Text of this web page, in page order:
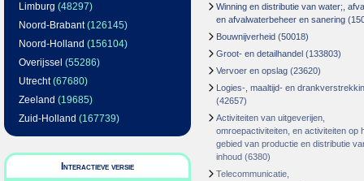
Limburg (48297)
Noord-Brabant(126145)
Noord-Holland (156104)
Overijssel (55286)
Utrecht(67680)
Zeeland (19685)
Zuid-Holland (167739)
Interactieve versie
Winning en distributie van water;,
en afvalwaterbeheer en sanering
Bouwnijverheid (50018)
Groot- en detailhandel (133803)
Vervoer en opslag (23620)
Logies-, maaltijd- en
(42657)
Activiteiten van uitgeverijen,
omroepactiviteiten, en activiteiten op
gebied van productie en distributie
inhoud (6380)
Telecommunicatie,